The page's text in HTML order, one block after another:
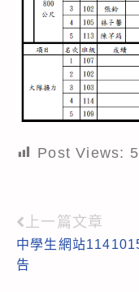
Post Views:
Read
more
上一篇文章
中學生網站
告